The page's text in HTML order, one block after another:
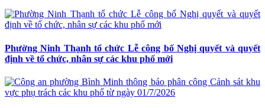
Phường Ninh Thạnh tổ chức Lễ công bố Nghị quyết và quyết
định về tổ chức, nhân sự các khu phố mới